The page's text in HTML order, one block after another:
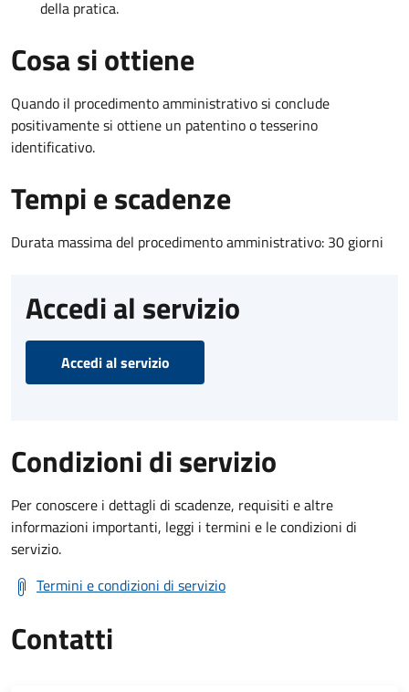
della pratica.
Cosa si ottiene
Quando il procedimento amministrativo si conclude
positivamente si ottiene un patentino o tesserino
identificativo.
Tempi e scadenze
Durata massima del procedimento amministrativo: 30 giorni
Accedi al servizio
Accedi al servizio
Condizioni di servizio
Per conoscere i dettagli di scadenze, requisiti e altre
informazioni importanti, leggi i termini e le condizioni di
servizio.
Termini e condizioni di servizio
Contatti